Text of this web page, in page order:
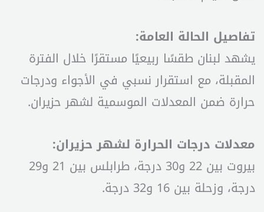
تفاصيل الحالة العامة:
يشهد لبنان طقسًا ربيعيًا مستقرًا خلال الفترة
المقبلة، مع استقرار نسبي في الأجواء ودرجات
حرارة ضمن المعدلات الموسمية لشهر حزيران.
معدلات درجات الحرارة لشهر حزيران:
بيروت بين 22 و30 درجة، طرابلس بين 21 و29
درجة، وزحلة بين 16 و32 درجة.